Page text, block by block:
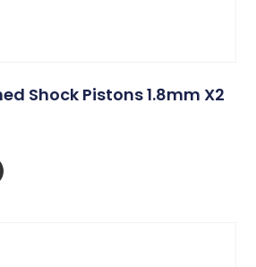
Shock Pistons 1.8mm X2